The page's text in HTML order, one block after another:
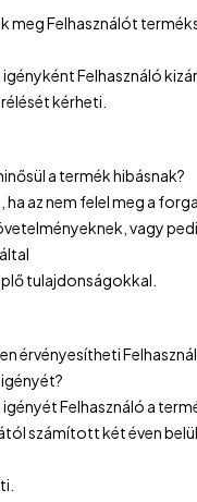
meg Felhasználót
Felhasználó
kérheti.
a termék hibásnak?
ha az nem felel meg a
vagy
tulajdonságokkal.
érvényesítheti
Felhasználó a
számított két éven